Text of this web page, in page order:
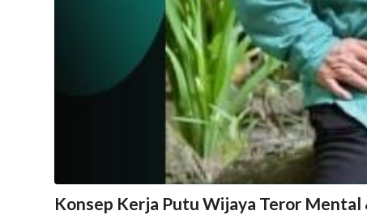
Konsep Kerja Putu Wijaya Teror Mental